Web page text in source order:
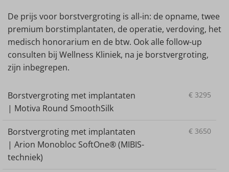
De prijs voor borstvergroting is all-in: de opname, twee
premium borstimplantaten, de operatie, verdoving, het
medisch honorarium en de btw. Ook alle follow-up
consulten bij Wellness Kliniek, na je borstvergroting,
zijn inbegrepen.
Borstvergroting met implantaten
| Motiva Round SmoothSilk
€ 3295
Borstvergroting met implantaten
| Arion Monobloc SoftOne® (MIBIS-
techniek)
€ 3650